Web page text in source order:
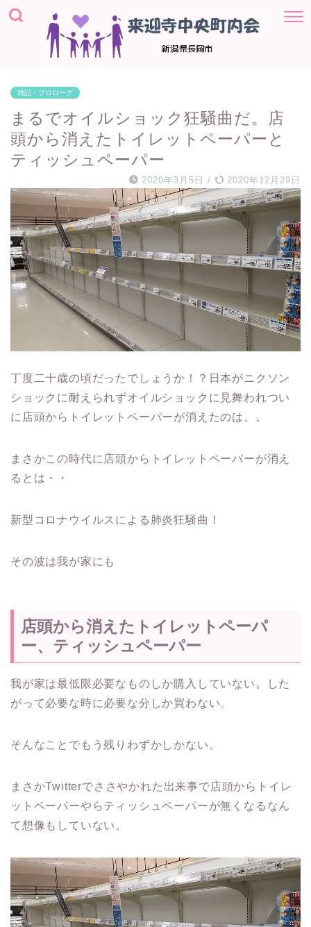
雑記・プロローグ
まるでオイルショック狂騒曲だ。店
頭から消えたトイレットペーパーと
ティッシュペーパー
2020年3月5日 / 2020年12月29日
丁度二十歳の頃だったでしょうか！？日本がニクソン
ショックに耐えられずオイルショックに見舞われつい
に店頭からトイレットペーパーが消えたのは。。
まさかこの時代に店頭からトイレットペーパーが消え
るとは・・
新型コロナウイルスによる肺炎狂騒曲！
その波は我が家にも
店頭から消えたトイレットペーパ
ー、ティッシュペーパー
我が家は最低限必要なものしか購入していない。した
がって必要な時に必要な分しか買わない。
そんなことでもう残りわずかしかない。
まさかTwitterでささやかれた出来事で店頭からトイレ
ットペーパーやらティッシュペーパーが無くなるなん
て想像もしていない。